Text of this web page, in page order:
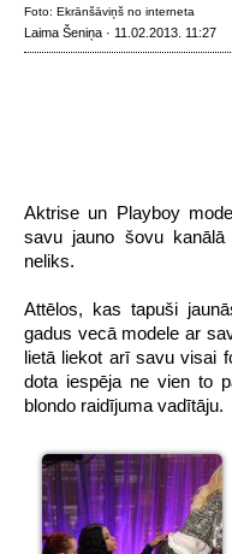
Foto: Ekrānšāviņš no interneta
Laima Šeniņa · 11.02.2013. 11:27
Aktrise un Playboy
savu jauno šovu
neliks.
Attēlos, kas tapuši
gadus vecā modele ar
lietā liekot arī savu visai
dota iespēja ne vien to
blondo raidījuma vadītāju.